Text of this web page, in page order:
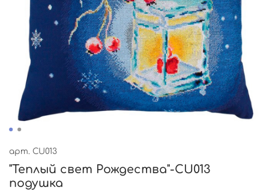
арт. CU013
"Теплый свет Рождества"-СU013
подушка